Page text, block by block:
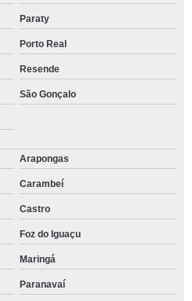
Paraty
Porto Real
Resende
São Gonçalo
Arapongas
Carambeí
Castro
Foz do Iguaçu
Maringá
Paranavaí